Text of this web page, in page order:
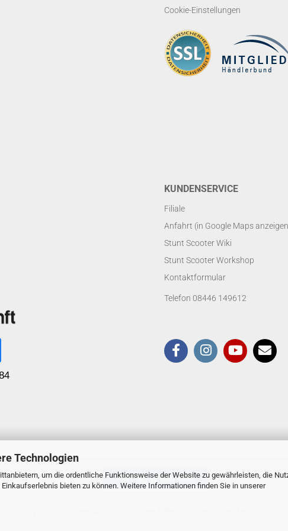
Technologien
um die ordentliche Funktionsweise der Website zu gewährleisten, die
bieten zu können. Weitere Informationen finden Sie in unserer
Cookie-Einstellungen
KUNDENSERVICE
Filiale
Anfahrt (in Google Maps
Stunt Scooter Wiki
Stunt Scooter Workshop
Kontaktformular
Telefon 08446 149612
Vertrag widerrufen